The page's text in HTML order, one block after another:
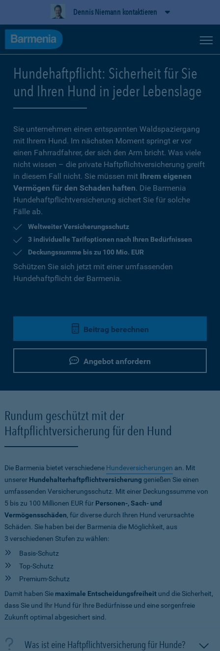
Dennis Niemann kontaktieren
Hundehaftpflicht: Sicherheit für Sie
und Ihren Hund in jeder Lebenslage
Sie unternehmen einen entspannten Waldspaziergang
mit Ihrem Hund. Im nächsten Moment springt er vor
einen Fahrradfahrer, der sich den Arm bricht. Was viele
nicht wissen – die private Haftpflichtversicherung greift
in diesem Fall nicht. Sie müssen mit Ihrem eigenen
Vermögen für den Schaden haften. Die Barmenia
Hundehaftpflichtversicherung sichert Sie für solche
Fälle ab.
Weltweiter Versicherungsschutz
3 individuelle Tarifoptionen nach Ihren Bedürfnissen
Deckungssumme bis zu 100 Mio. EUR
Schützen Sie sich jetzt mit einer umfassenden
Hundehaftpflicht der Barmenia.
Beitrag berechnen
Angebot anfordern
Rundum geschützt mit der
Haftpflichtversicherung für den Hund
Die Barmenia bietet verschiedene Hundeversicherungen an. Mit
unserer Hundehalterhaftpflichtversicherung genießen Sie einen
umfassenden Versicherungsschutz. Mit einer Deckungssumme von
5 bis zu 100 Millionen EUR für Personen-, Sach- und
Vermögensschäden, für diverse durch Ihren Hund verursachte
Schäden. Sie haben bei der Barmenia die Möglichkeit, aus
3 verschiedenen Stufen zu wählen:
Basis-Schutz
Top-Schutz
Premium-Schutz
Damit haben Sie maximale Entscheidungsfreiheit und die Sicherheit,
dass Sie und Ihr Hund für Ihre Bedürfnisse und eine sorgenfreie
Zukunft optimal abgesichert sind.
Was ist eine Haftpflichtversicherung für Hunde?